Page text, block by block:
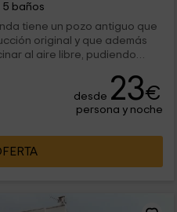
5 baños
original y que además
al aire libre, pudiendo
desde 23€
persona y noche